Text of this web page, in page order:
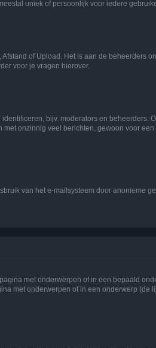
uniek of persoonlijk voor iedere
of Upload. Het is aan de beheerders
voor je vragen hierover.
bijv. moderators en beheerders.
onzinnig veel berichten, gewoon voor een
van het e-mailsysteem door anonieme
met onderwerpen of in een bepaald
met onderwerpen of in een onderwerp (de